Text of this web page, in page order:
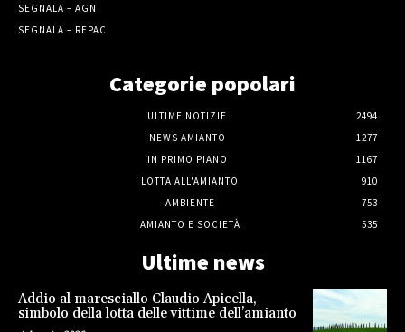
SEGNALA – AGN
SEGNALA – REPAC
Categorie popolari
ULTIME NOTIZIE
2494
NEWS AMIANTO
1277
IN PRIMO PIANO
1167
LOTTA ALL'AMIANTO
910
AMBIENTE
753
AMIANTO E SOCIETÀ
535
Ultime news
Addio al maresciallo Claudio Apicella,
simbolo della lotta delle vittime dell’amianto